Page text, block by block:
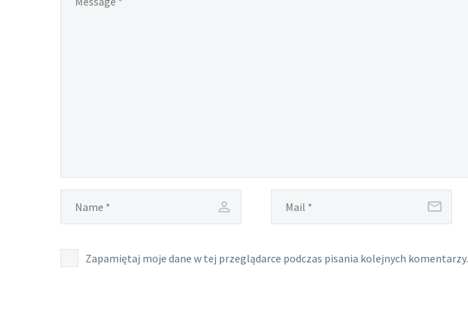
Zapamiętaj moje dane w tej przeglądarce podczas pisania kolejnych komentarzy.